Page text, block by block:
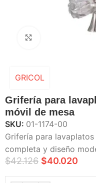
Grifería para
móvil de mesa
GRICOL
SKU: 01-1174-00
Grifería para
completa y diseño
$42.126 $40.020